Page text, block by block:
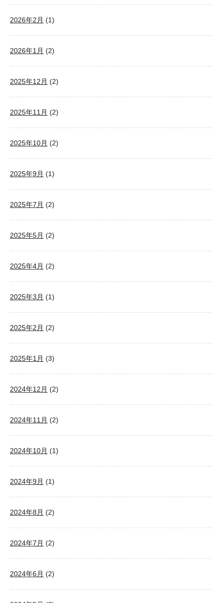
2026年2月 (1)
2026年1月 (2)
2025年12月 (2)
2025年11月 (2)
2025年10月 (2)
2025年9月 (1)
2025年7月 (2)
2025年5月 (2)
2025年4月 (2)
2025年3月 (1)
2025年2月 (2)
2025年1月 (3)
2024年12月 (2)
2024年11月 (2)
2024年10月 (1)
2024年9月 (1)
2024年8月 (2)
2024年7月 (2)
2024年6月 (2)